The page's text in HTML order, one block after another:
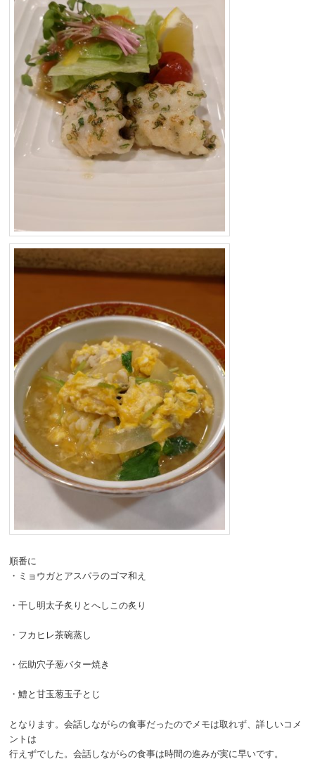
順番に
・ミョウガとアスパラのゴマ和え
・干し明太子炙りとへしこの炙り
・フカヒレ茶碗蒸し
・伝助穴子葱バター焼き
・鱧と甘玉葱玉子とじ
となります。会話しながらの食事だったのでメモは取れず、詳しいコメ
ントは
行えずでした。会話しながらの食事は時間の進みが実に早いです。